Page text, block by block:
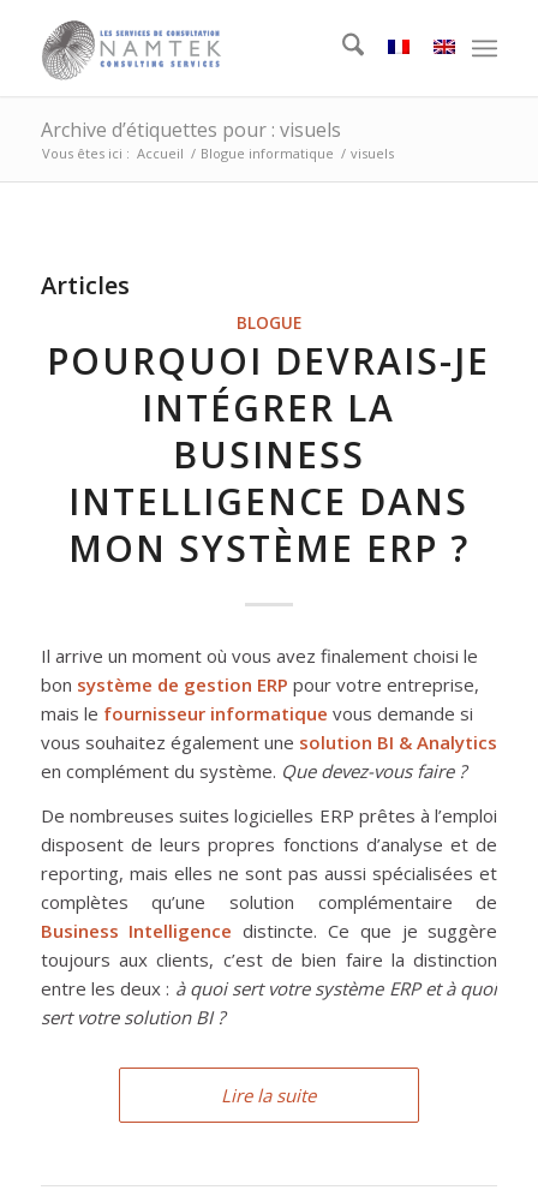
Archive d’étiquettes pour : visuels
Vous êtes ici : Accueil / Blogue informatique / visuels
Articles
BLOGUE
POURQUOI DEVRAIS-JE
INTÉGRER LA
BUSINESS
INTELLIGENCE DANS
MON SYSTÈME ERP ?
Il arrive un moment où vous avez finalement choisi le
bon système de gestion ERP pour votre entreprise,
mais le fournisseur informatique vous demande si
vous souhaitez également une solution BI & Analytics
en complément du système. Que devez-vous faire ?
De nombreuses suites logicielles ERP prêtes à l’emploi
disposent de leurs propres fonctions d’analyse et de
reporting, mais elles ne sont pas aussi spécialisées et
complètes qu’une solution complémentaire de
Business Intelligence distincte. Ce que je suggère
toujours aux clients, c’est de bien faire la distinction
entre les deux : à quoi sert votre système ERP et à quoi
sert votre solution BI ?
Lire la suite